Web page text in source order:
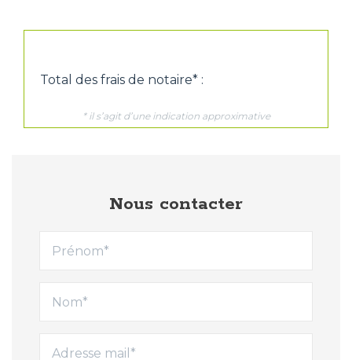
Nous contacter